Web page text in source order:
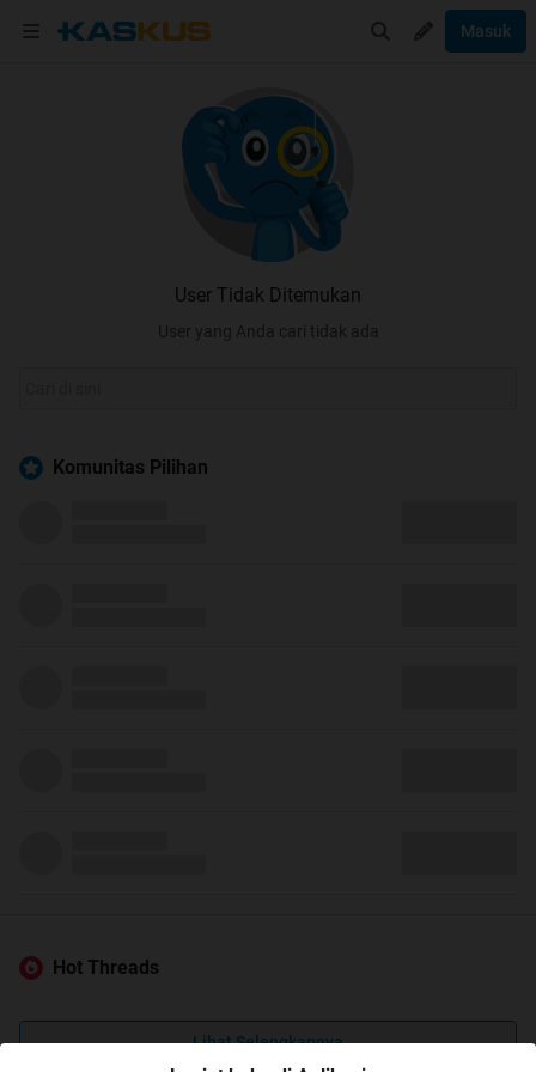
Masuk
User Tidak Ditemukan
User yang Anda cari tidak ada
Komunitas Pilihan
Hot Threads
Lihat Selengkapnya